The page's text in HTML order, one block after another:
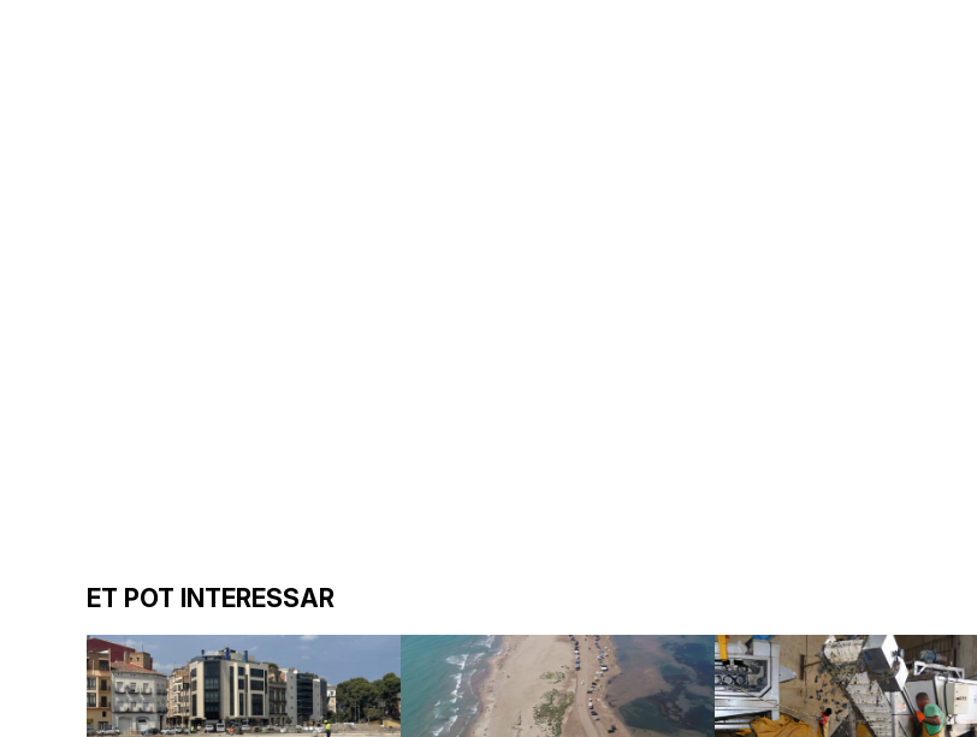
ET POT INTERESSAR